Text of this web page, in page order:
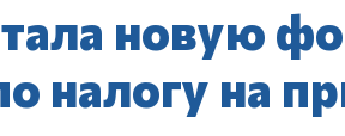
новую
налогу на